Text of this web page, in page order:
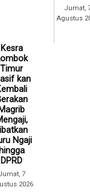
Jumat,
Agustus
Kesra
Timur
kan
Magrib
Ngaji
hingga
DPRD
7
2026